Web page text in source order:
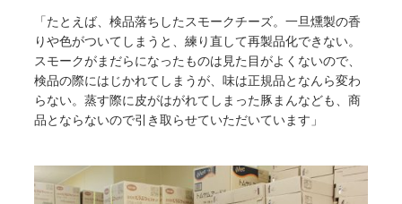
「たとえば、検品落ちしたスモークチーズ。一旦燻製の香
りや色がついてしまうと、練り直して再製品化できない。
スモークがまだらになったものは見た目がよくないので、
検品の際にはじかれてしまうが、味は正規品となんら変わ
らない。蒸す際に皮がはがれてしまった豚まんなども、商
品とならないので引き取らせていただいています」